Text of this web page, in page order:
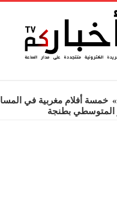
» خمسة أفلام مغربية في
المتوسطي بطنجة